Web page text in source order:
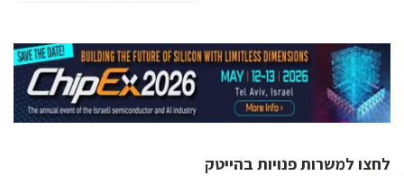
לחצו למשרות פנויות בהייטק